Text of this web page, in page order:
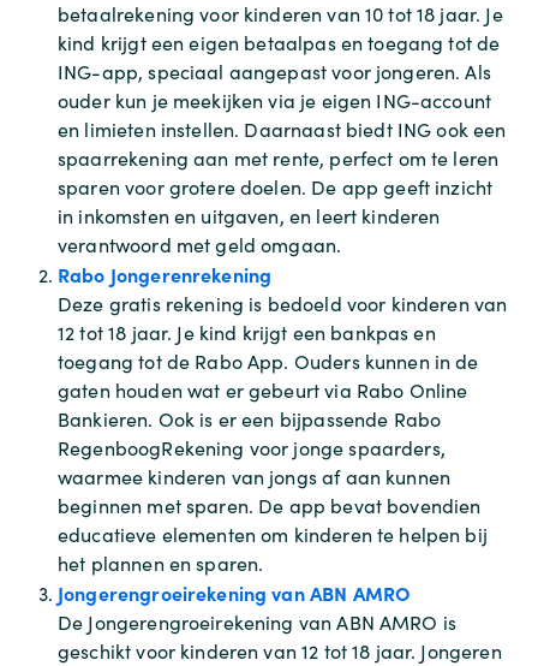
betaalrekening voor kinderen van 10 tot 18 jaar. Je
kind krijgt een eigen betaalpas en toegang tot de
ING-app, speciaal aangepast voor jongeren. Als
ouder kun je meekijken via je eigen ING-account
en limieten instellen. Daarnaast biedt ING ook een
spaarrekening aan met rente, perfect om te leren
sparen voor grotere doelen. De app geeft inzicht
in inkomsten en uitgaven, en leert kinderen
verantwoord met geld omgaan.​
Rabo Jongerenrekening
Deze gratis rekening is bedoeld voor kinderen van
12 tot 18 jaar. Je kind krijgt een bankpas en
toegang tot de Rabo App. Ouders kunnen in de
gaten houden wat er gebeurt via Rabo Online
Bankieren. Ook is er een bijpassende Rabo
RegenboogRekening voor jonge spaarders,
waarmee kinderen van jongs af aan kunnen
beginnen met sparen. De app bevat bovendien
educatieve elementen om kinderen te helpen bij
het plannen en sparen.
Jongerengroeirekening van ABN AMRO
De Jongerengroeirekening van ABN AMRO is
geschikt voor kinderen van 12 tot 18 jaar. Jongeren